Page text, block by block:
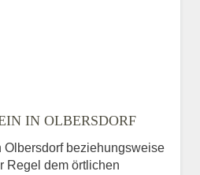
IN OLBERSDORF
Olbersdorf beziehungsweise
Regel dem örtlichen